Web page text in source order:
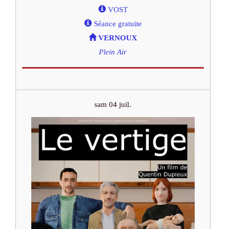
VOST
Séance gratuite
VERNOUX
Plein Air
sam 04 juil.